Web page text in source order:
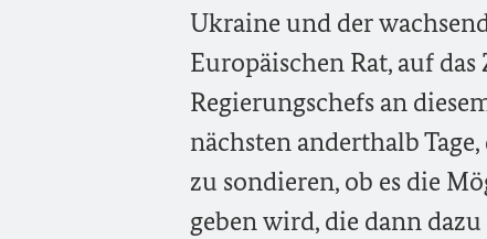
Ukraine und der
Europäischen Rat, auf
Regierungschefs an
nächsten anderthalb
zu sondieren, ob es die
geben wird, die dann